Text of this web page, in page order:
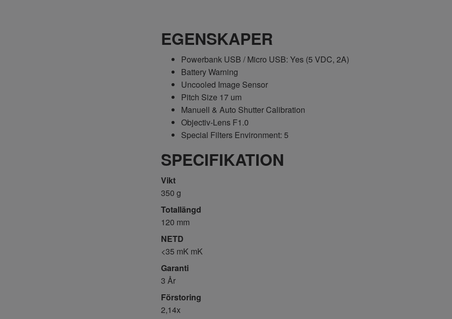
EGENSKAPER
Powerbank USB / Micro USB: Yes (5 VDC, 2A)
Battery Warning
Uncooled Image Sensor
Pitch Size 17 um
Manuell & Auto Shutter Calibration
Objectiv-Lens F1.0
Special Filters Environment: 5
SPECIFIKATION
Vikt
350 g
Totallängd
120 mm
NETD
<35 mK mK
Garanti
3 År
Förstoring
2,14x